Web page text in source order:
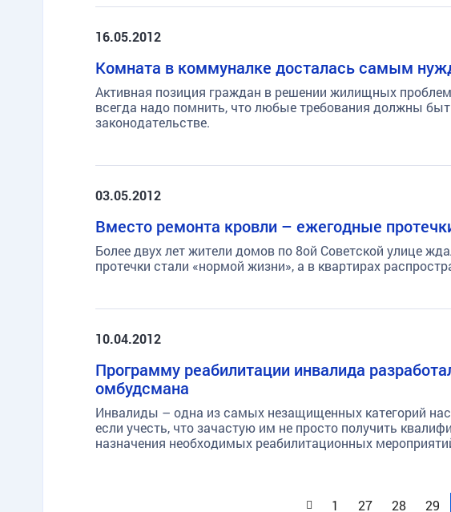
16.05.2012
Комната в коммуналке досталась самым
Активная позиция граждан в решении жилищных
всегда надо помнить, что любые требования должны
законодательстве.
03.05.2012
Вместо ремонта кровли – ежегодные
Более двух лет жители домов по 8ой Советской улице
протечки стали «нормой жизни», а в квартирах
10.04.2012
Программу реабилитации инвалида
омбудсмана
Инвалиды – одна из самых незащищенных категорий
если учесть, что зачастую им не просто получить
назначения необходимых реабилитационных
Назад
1 27 28 29